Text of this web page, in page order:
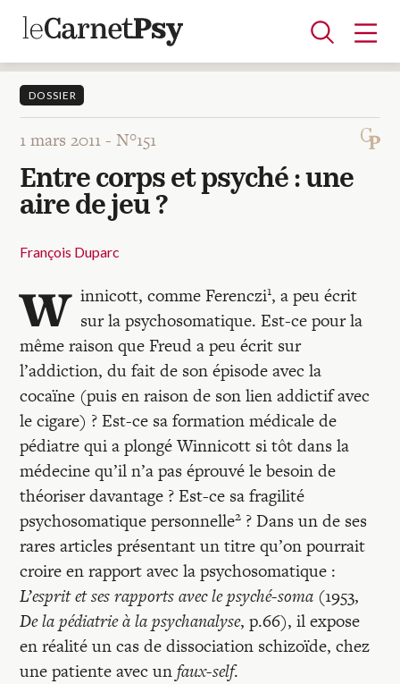
Articles
A la une
Adolescence
Dispositif
Enfance
Périnatalité
Psychanalyse
Psychopathologie
Soin
Dossiers
Blocs-notes
Recherches
Entretiens
Revues
Colloque
Mon panier
DOSSIER
1 mars 2011 -N°151
Entre corps et psyché : une
aire de jeu ?
François Duparc
W innicott, comme Ferenczi1, a peu écrit
sur la psychosomatique. Est-ce pour la
même raison que Freud a peu écrit sur
l’addiction, du fait de son épisode avec la
cocaïne (puis en raison de son lien addictif avec
le cigare) ? Est-ce sa formation médicale de
pédiatre qui a plongé Winnicott si tôt dans la
médecine qu’il n’a pas éprouvé le besoin de
théoriser davantage ? Est-ce sa fragilité
psychosomatique personnelle2 ? Dans un de ses
rares articles présentant un titre qu’on pourrait
croire en rapport avec la psychosomatique :
L’esprit et ses rapports avec le psyché-soma (1953,
De la pédiatrie à la psychanalyse, p.66), il expose
en réalité un cas de dissociation schizoïde, chez
une patiente avec unfaux-self.